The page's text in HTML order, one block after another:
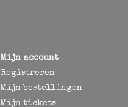
Mijn account
Registreren
Mijn bestellingen
Mijn tickets